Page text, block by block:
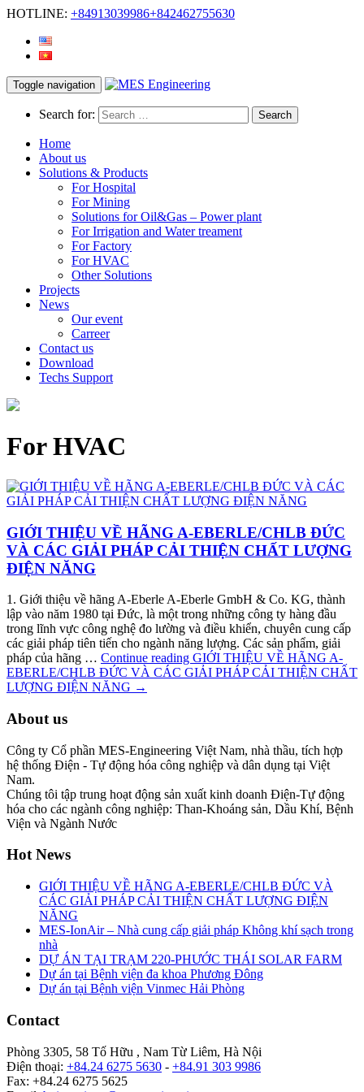
HOTLINE: +84913039986+842462755630
Toggle navigation
Search for:
Home
About us
Solutions & Products
For Hospital
For Mining
Solutions for Oil&Gas – Power plant
For Irrigation and Water treament
For Factory
For HVAC
Other Solutions
Projects
News
Our event
Carreer
Contact us
Download
Techs Support
For HVAC
GIỚI THIỆU VỀ HÃNG A-EBERLE/CHLB ĐỨC
VÀ CÁC GIẢI PHÁP CẢI THIỆN CHẤT LƯỢNG
ĐIỆN NĂNG
1. Giới thiệu về hãng A-Eberle A-Eberle GmbH & Co. KG, thành
lập vào năm 1980 tại Đức, là một trong những công ty hàng đầu
trong lĩnh vực công nghệ đo lường và điều khiển, chuyên cung cấp
các giải pháp tiên tiến cho ngành năng lượng. Các sản phẩm, giải
pháp của hãng … Continue reading GIỚI THIỆU VỀ HÃNG A-
EBERLE/CHLB ĐỨC VÀ CÁC GIẢI PHÁP CẢI THIỆN CHẤT
LƯỢNG ĐIỆN NĂNG →
About us
Công ty Cổ phần MES-Engineering Việt Nam, nhà thầu, tích hợp
hệ thống Điện - Tự động hóa công nghiệp và dân dụng tại Việt
Nam.
Chúng tôi tập trung hoạt động sản xuất kinh doanh Điện-Tự động
hóa cho các ngành công nghiệp: Than-Khoáng sản, Dầu Khí, Bệnh
Viện và Ngành Nước
Hot News
GIỚI THIỆU VỀ HÃNG A-EBERLE/CHLB ĐỨC VÀ
CÁC GIẢI PHÁP CẢI THIỆN CHẤT LƯỢNG ĐIỆN
NĂNG
MES-IonAir – Nhà cung cấp giải pháp Không khí sạch trong
nhà
DỰ ÁN TẠI TRẠM 220-PHƯỚC THÁI SOLAR FARM
Dự án tại Bệnh viện đa khoa Phương Đông
Dự án tại Bệnh viện Vinmec Hải Phòng
Contact
Phòng 3305, 58 Tố Hữu , Nam Từ Liêm, Hà Nội
Điện thoại: +84.24 6275 5630 - +84.91 303 9986
Fax: +84.24 6275 5625